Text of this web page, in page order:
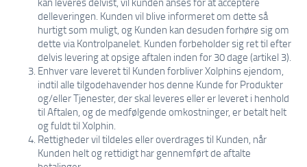
delleveringen. Kunden vil blive informeret om dette så
hurtigt som muligt, og Kunden kan desuden forhøre sig om
dette via Kontrolpanelet. Kunden forbeholder sig ret til efter
delvis levering at opsige aftalen inden for 30 dage (artikel 3).
Enhver vare leveret til Kunden forbliver Xolphins ejendom,
indtil alle tilgodehavender hos denne Kunde for Produkter
og/eller Tjenester, der skal leveres eller er leveret i henhold
til Aftalen, og de medfølgende omkostninger, er betalt helt
og fuldt til Xolphin.
Rettigheder vil tildeles eller overdrages til Kunden, når
Kunden helt og rettidigt har gennemført de aftalte